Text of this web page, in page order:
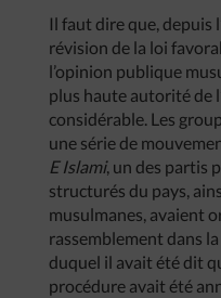
Il faut dire que, depuis
révision de la loi
l’opinion publique
plus haute autorité de
considérable. Les
une série de
EIslami, un des partis
structurés du pays,
musulmanes, avaient
rassemblement dans
duquel il avait été dit
procédure avait été